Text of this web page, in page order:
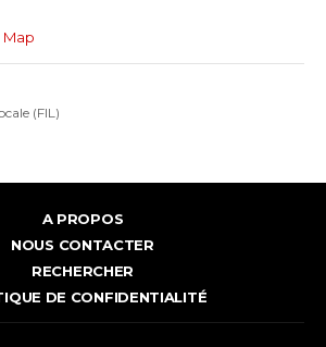
Map
(FIL)
A PROPOS
NOUS CONTACTER
RECHERCHER
DE CONFIDENTIALITÉ